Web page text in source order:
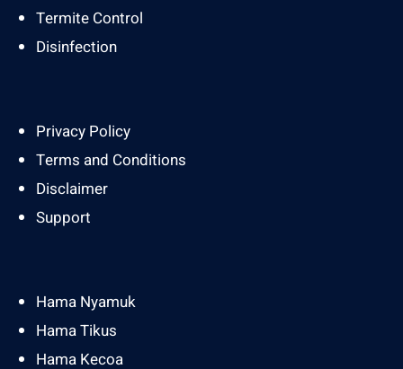
Termite Control
Disinfection
Privacy Policy
Terms and Conditions
Disclaimer
Support
Hama Nyamuk
Hama Tikus
Hama Kecoa